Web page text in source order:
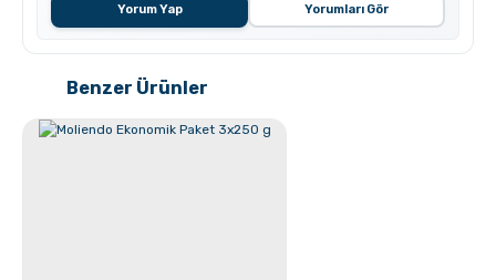
Hangi Demleme İçin Nasıl Kahve Öğütülmeli?
Yorum Yap
Yorumları Gör
Benzer Ürünler